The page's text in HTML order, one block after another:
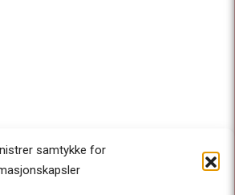
samtykke for